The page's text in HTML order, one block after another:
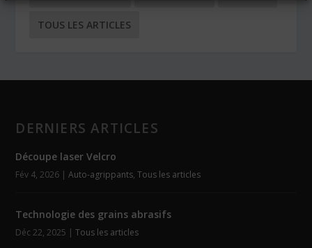
TOUS LES ARTICLES
DERNIERS ARTICLES
Découpe laser Velcro
Fév 4, 2026 |Auto-agrippants,Tous les articles
Technologie des grains abrasifs
Déc 22, 2025 |Tous les articles